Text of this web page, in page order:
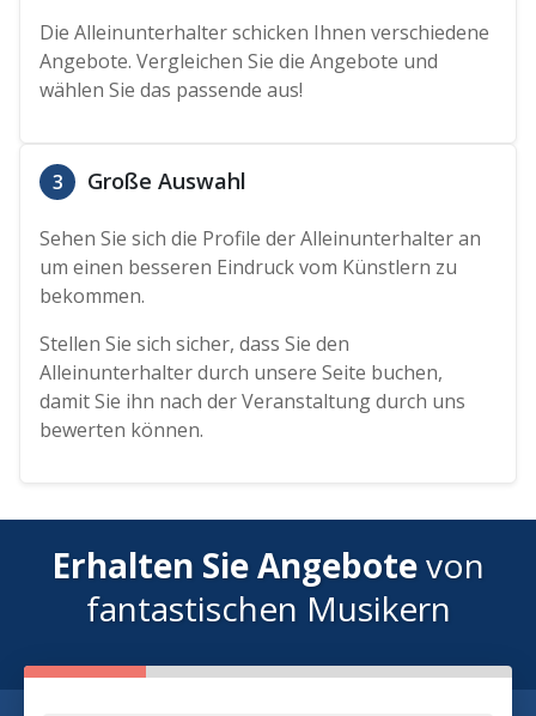
Die Alleinunterhalter schicken Ihnen verschiedene
Angebote. Vergleichen Sie die Angebote und
wählen Sie das passende aus!
3 Große Auswahl
Sehen Sie sich die Profile der Alleinunterhalter an
um einen besseren Eindruck vom Künstlern zu
bekommen.
Stellen Sie sich sicher, dass Sie den
Alleinunterhalter durch unsere Seite buchen,
damit Sie ihn nach der Veranstaltung durch uns
bewerten können.
Erhalten Sie Angebotevon
fantastischen Musikern